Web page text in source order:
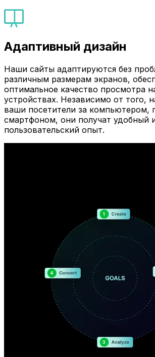
Адаптивный дизайн
Наши сайты адаптируются без
различным размерам экранов,
оптимальное качество просмотра
устройствах. Независимо от того,
ваши посетители за компьютером,
смартфоном, они получат удобный
пользовательский опыт.